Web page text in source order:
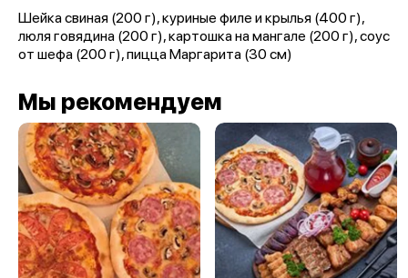
Шейка свиная (200 г), куриные филе и крылья (400 г),
люля говядина (200 г), картошка на мангале (200 г), соус
от шефа (200 г), пицца Маргарита (30 см)
Мы рекомендуем